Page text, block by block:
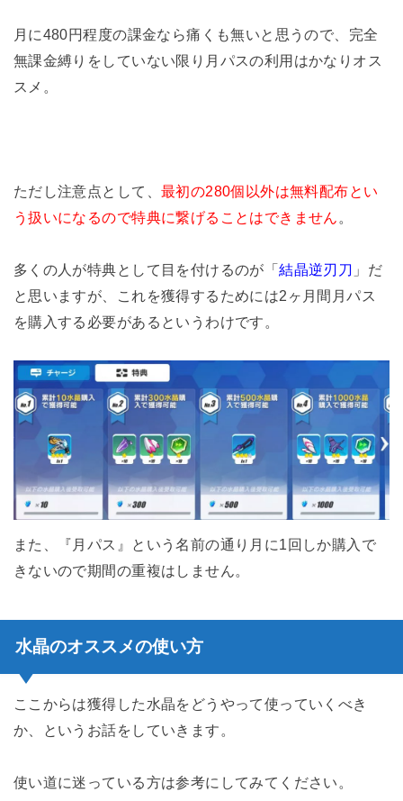
月に480円程度の課金なら痛くも無いと思うので、完全
無課金縛りをしていない限り月パスの利用はかなりオス
スメ。
ただし注意点として、 最初の280個以外は無料配布とい
う扱いになるので特典に繋げることはできません 。
多くの人が特典として目を付けるのが「結晶逆刃刀 」だ
と思いますが、これを獲得するためには2ヶ月間月パス
を購入する必要があるというわけです。
また、『月パス』という名前の通り月に1回しか購入で
きないので期間の重複はしません。
水晶のオススメの使い方
ここからは獲得した水晶をどうやって使っていくべき
か、というお話をしていきます。
使い道に迷っている方は参考にしてみてください。